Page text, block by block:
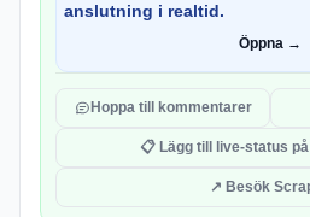
anslutning i realtid.
Öppna →
Hoppa till kommentarer
📋 Lägg till live-status
↗ Besök